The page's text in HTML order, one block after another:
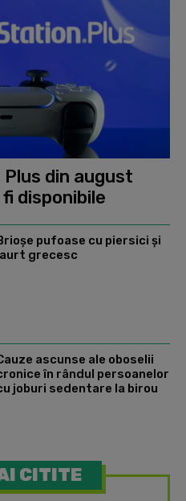
din august
disponibile
pufoase cu piersici și
grecesc
ascunse ale oboselii
în rândul persoanelor
joburi sedentare la birou
CITITE